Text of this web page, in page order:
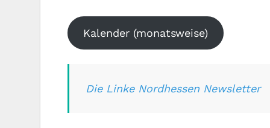
Kalender (monatsweise)
Die Linke Nordhessen Newsletter